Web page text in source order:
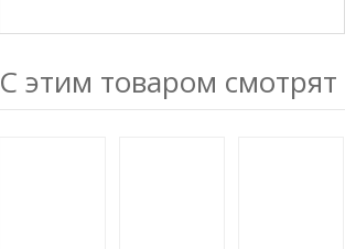
С этим товаром смотрят